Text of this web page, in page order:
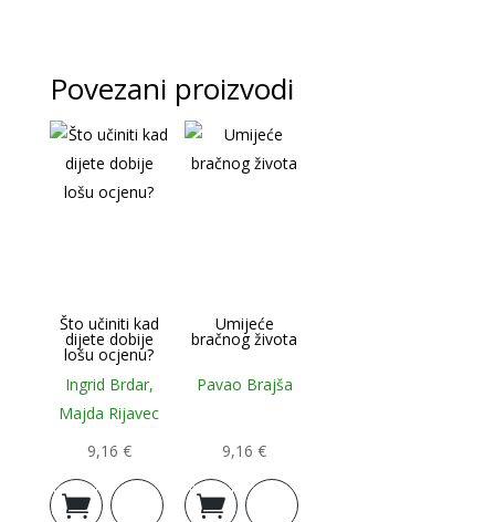
Povezani proizvodi
Što učiniti kad
dijete dobije
lošu ocjenu?
Ingrid Brdar,
Majda Rijavec
9,16 €
Dodaj u
košaricu
Umijeće
bračnog života
Pavao Brajša
9,16€
Dodaj u
košaricu